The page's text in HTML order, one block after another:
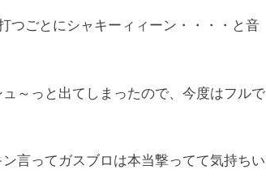
つごとにシャキーィィーン・・・・と音
～っと出てしまったので、今度はフルで
言ってガスブロは本当撃ってて気持ちい